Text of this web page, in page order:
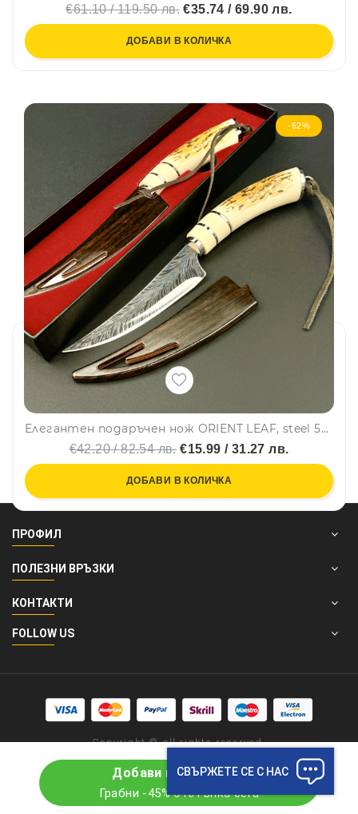
Добави в количката
Грабни -45% отстъпка сега
€61.10 / 119.50 лв. €35.74 / 69.90 лв.
ДОБАВИ В КОЛИЧКА
-62%
Елегантен подаръчен нож ORIENT LEAF, steel 5Cr13Mov, твърда кания и красива подаръчна кутия.
€42.20 / 82.54 лв.€15.99 / 31.27 лв.
ДОБАВИ В КОЛИЧКА
ПРОФИЛ
ПОЛЕЗНИ ВРЪЗКИ
КОНТАКТИ
FOLLOW US
Copyright © all rights reserved.
СВЪРЖЕТЕ СЕ С НАС